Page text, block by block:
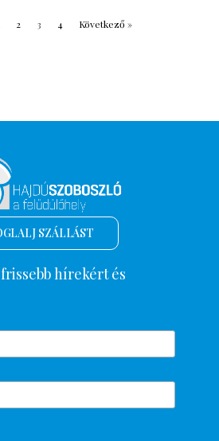
2 3 4 Következő »
SZÁLLÁST
hírekért és